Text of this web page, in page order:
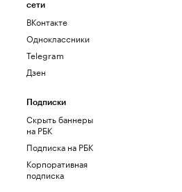
сети
ВКонтакте
Одноклассники
Telegram
Дзен
Подписки
Скрыть баннеры
на РБК
Подписка на РБК
Корпоративная
подписка